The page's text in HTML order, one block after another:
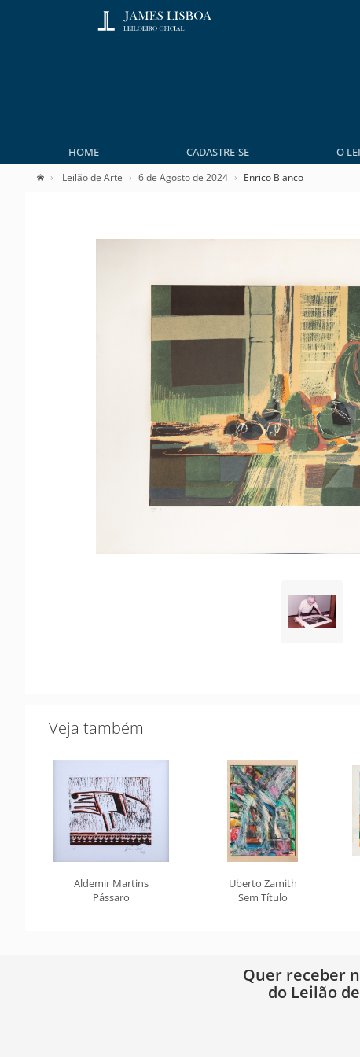
HOME CADASTRE-SE O
Leilão de Arte 6 de Agosto de 2024 Enrico Bianco
Veja também
Aldemir Martins
Pássaro
Uberto Zamith
Sem Título
Quer receber
do Leilão